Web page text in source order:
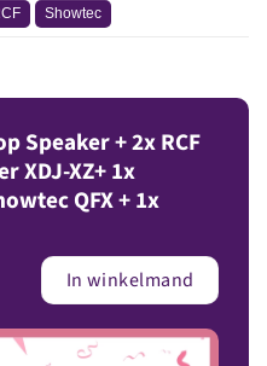
Showtec
Speaker + 2x RCF
XDJ-XZ+ 1x
QFX + 1x
In winkelmand